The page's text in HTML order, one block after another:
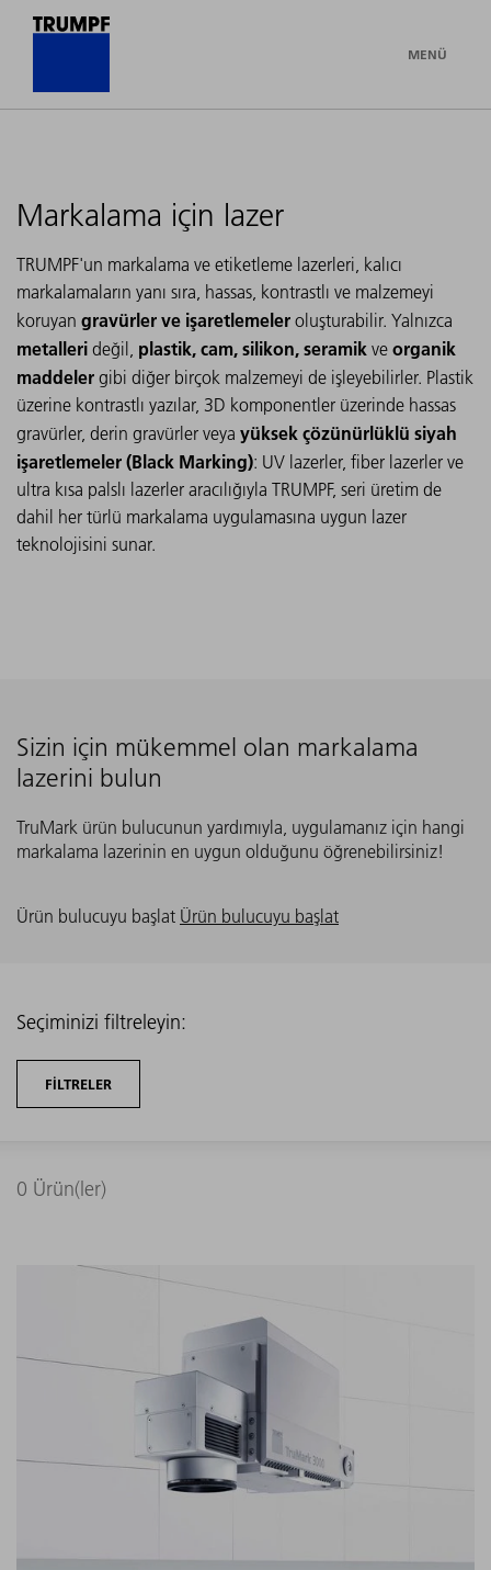
MENÜ
Markalama için lazer
TRUMPF'un markalama ve etiketleme lazerleri, kalıcı
markalamaların yanı sıra, hassas, kontrastlı ve malzemeyi
koruyan gravürler ve işaretlemeler oluşturabilir. Yalnızca
metalleri değil, plastik, cam, silikon, seramik ve organik
maddeler gibi diğer birçok malzemeyi de işleyebilirler. Plastik
üzerine kontrastlı yazılar, 3D komponentler üzerinde hassas
gravürler, derin gravürler veya yüksek çözünürlüklü siyah
işaretlemeler (Black Marking): UV lazerler, fiber lazerler ve
ultra kısa palslı lazerler aracılığıyla TRUMPF, seri üretim de
dahil her türlü markalama uygulamasına uygun lazer
teknolojisini sunar.
Sizin için mükemmel olan markalama
lazerini bulun
TruMark ürün bulucunun yardımıyla, uygulamanız için hangi
markalama lazerinin en uygun olduğunu öğrenebilirsiniz!
Ürün bulucuyu başlat Ürün bulucuyu başlat
Seçiminizi filtreleyin:
FILTRELER
0 Ürün(ler)